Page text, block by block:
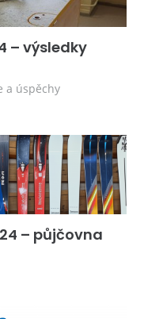
– výsledky
a úspěchy
– půjčovna